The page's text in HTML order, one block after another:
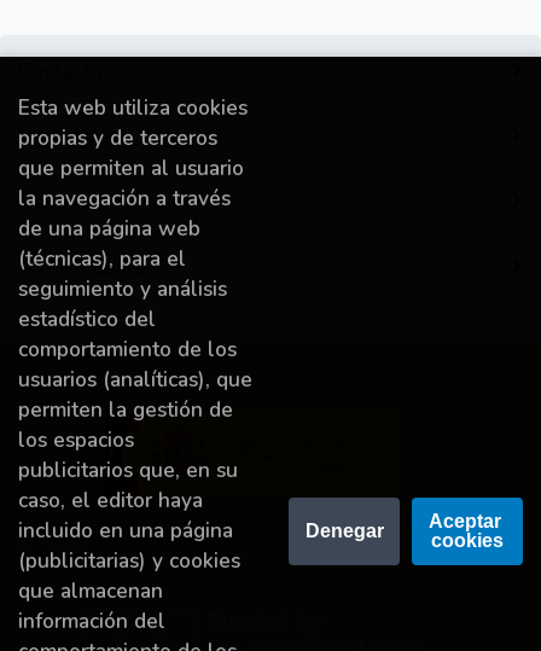
Información
Destacado
A miña conta
Proyecto financiado por la Dirección General del
Libro y Fomento de la Lectura, Ministerio de
Cultura y Deporte.
Esta web utiliza cookies
propias y de terceros
que permiten al usuario
la navegación a través
de una página web
(técnicas), para el
seguimiento y análisis
estadístico del
comportamiento de los
usuarios (analíticas), que
permiten la gestión de
los espacios
publicitarios que, en su
caso, el editor haya
incluido en una página
(publicitarias) y cookies
que almacenan
información del
Denegar
Aceptar
cookies